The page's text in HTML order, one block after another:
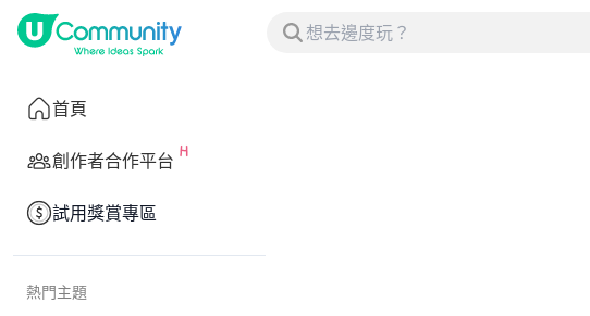
首頁
創作者合作平台
試用獎賞專區
熱門主題